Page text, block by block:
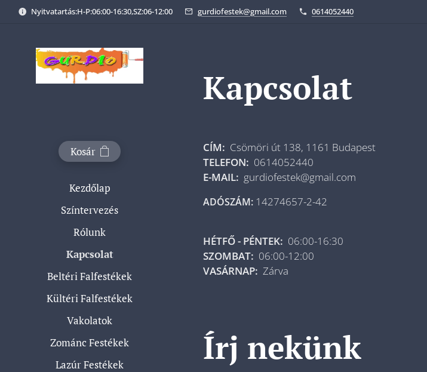
Nyitvatartás:H-P:06:00-16:30,SZ:06-12:00 gurdiofestek@gmail.com 0614052440
Kosár
Kezdőlap
Színtervezés
Rólunk
Kapcsolat
Beltéri Falfestékek
Kültéri Falfestékek
Vakolatok
Zománc Festékek
Lazúr Festékek
Kapcsolat
CÍM: Csömöri út 138, 1161 Budapest
TELEFON: 0614052440
E-MAIL: gurdiofestek@gmail.com
ADÓSZÁM: 14274657-2-42
HÉTFŐ - PÉNTEK: 06:00-16:30
SZOMBAT: 06:00-12:00
VASÁRNAP: Zárva
Írj nekünk